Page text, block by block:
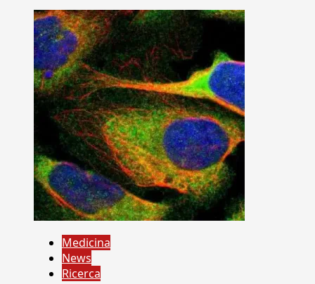
Medicina
News
Ricerca